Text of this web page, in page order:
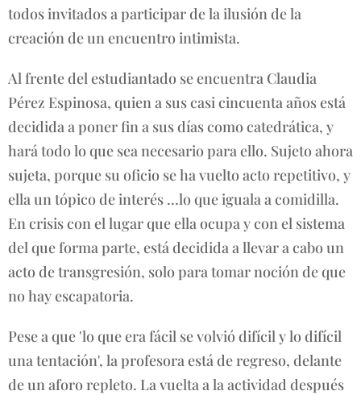
todos invitados a participar de la ilusión de la
creación de un encuentro intimista.
Al frente del estudiantado se encuentra Claudia
Pérez Espinosa, quien a sus casi cincuenta años está
decidida a poner fin a sus días como catedrática, y
hará todo lo que sea necesario para ello. Sujeto ahora
sujeta, porque su oficio se ha vuelto acto repetitivo, y
ella un tópico de interés …lo que iguala a comidilla.
En crisis con el lugar que ella ocupa y con el sistema
del que forma parte, está decidida a llevar a cabo un
acto de transgresión, solo para tomar noción de que
no hay escapatoria.
Pese a que 'lo que era fácil se volvió difícil y lo difícil
una tentación', la profesora está de regreso, delante
de un aforo repleto. La vuelta a la actividad después